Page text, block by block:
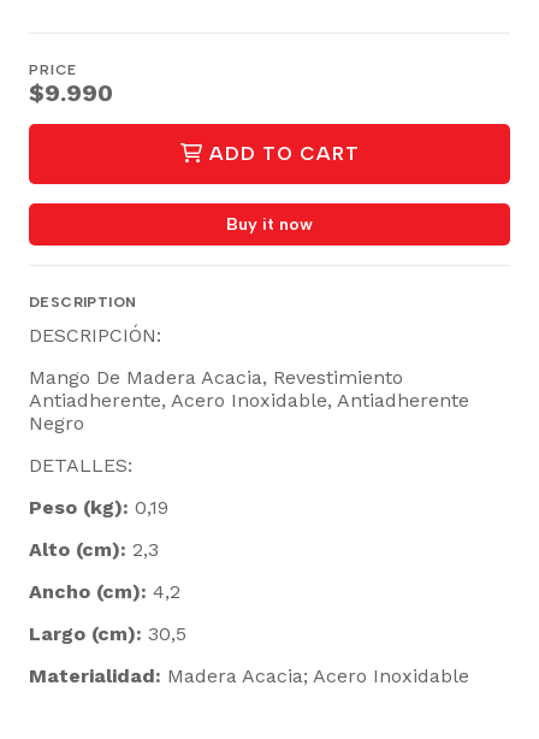
PRICE
$9.990
ADD TO CART
Buy it now
DESCRIPTION
DESCRIPCIÓN:
Mango De Madera Acacia, Revestimiento
Antiadherente, Acero Inoxidable, Antiadherente
Negro
DETALLES:
Peso (kg): 0,19
Alto (cm): 2,3
Ancho (cm): 4,2
Largo (cm): 30,5
Materialidad: Madera Acacia; Acero Inoxidable